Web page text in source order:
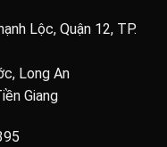
Lộc, Quận 12, TP.
Long An
Giang